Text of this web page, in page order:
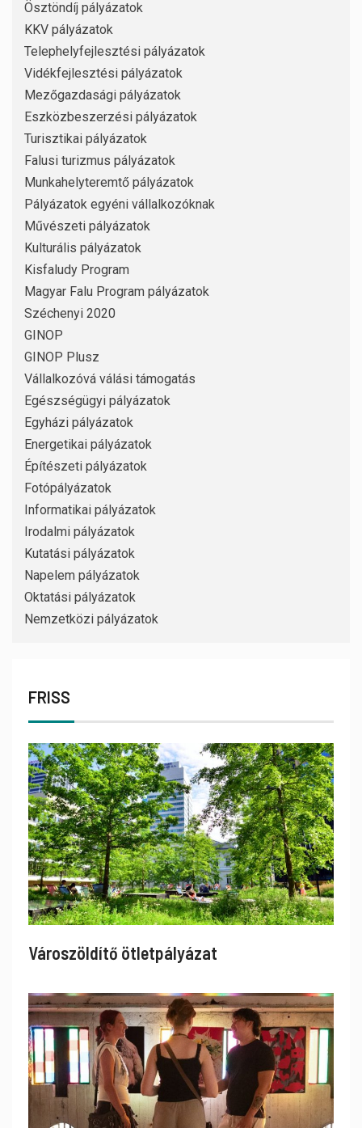
Ösztöndíj pályázatok
KKV pályázatok
Telephelyfejlesztési pályázatok
Vidékfejlesztési pályázatok
Mezőgazdasági pályázatok
Eszközbeszerzési pályázatok
Turisztikai pályázatok
Falusi turizmus pályázatok
Munkahelyteremtő pályázatok
Pályázatok egyéni vállalkozóknak
Művészeti pályázatok
Kulturális pályázatok
Kisfaludy Program
Magyar Falu Program pályázatok
Széchenyi 2020
GINOP
GINOP Plusz
Vállalkozóvá válási támogatás
Egészségügyi pályázatok
Egyházi pályázatok
Energetikai pályázatok
Építészeti pályázatok
Fotópályázatok
Informatikai pályázatok
Irodalmi pályázatok
Kutatási pályázatok
Napelem pályázatok
Oktatási pályázatok
Nemzetközi pályázatok
FRISS
Városzöldítő ötletpályázat